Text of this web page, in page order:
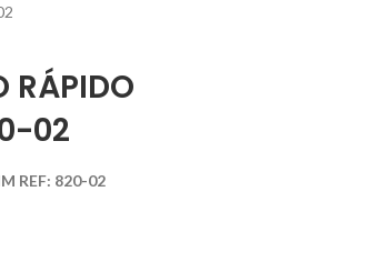
RÁPIDO
02
REF: 820-02